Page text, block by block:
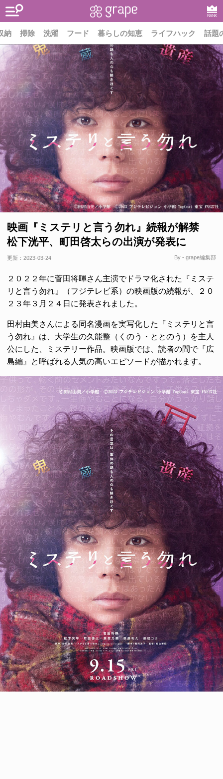
RANK
納 掃除 洗濯 フード 暮らしの知恵 ライフハック 話題
映画『ミステリと言う勿れ』続報が解禁
松下洸平、町田啓太らの出演が発表に
更新： 2023-03-24 By - grape編集部
２０２２年に菅田将暉さん主演でドラマ化された『ミステ
リと言う勿れ』（フジテレビ系）の映画版の続報が、２０
２３年３月２４日に発表されました。
田村由美さんによる同名漫画を実写化した『ミステリと言
う勿れ』は、大学生の久能整（くのう・ととのう）を主人
公にした、ミステリー作品。映画版では、読者の間で『広
島編』と呼ばれる人気の高いエピソードが描かれます。